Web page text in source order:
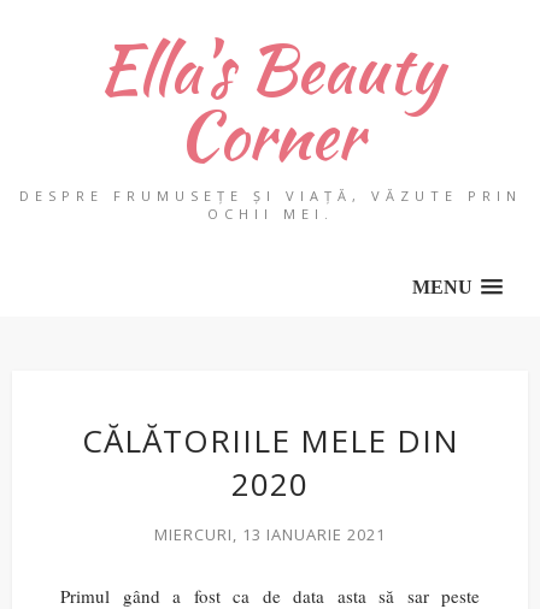
Ella's Beauty
Corner
DESPRE FRUMUSEȚE ȘI VIAȚĂ, VĂZUTE PRIN
OCHII MEI.
MENU
CĂLĂTORIILE MELE DIN
2020
MIERCURI, 13 IANUARIE 2021
Primul gând a fost ca de data asta să sar peste